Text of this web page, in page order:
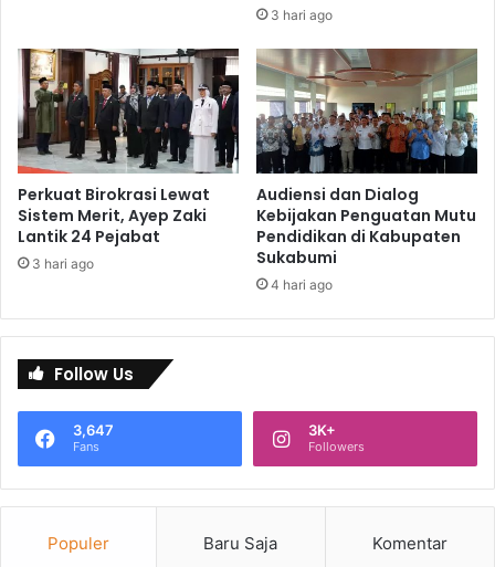
3 hari ago
Perkuat Birokrasi Lewat
Sistem Merit, Ayep Zaki
Lantik 24 Pejabat
3 hari ago
Audiensi dan Dialog
Kebijakan Penguatan Mutu
Pendidikan di Kabupaten
Sukabumi
4 hari ago
Follow Us
3,647
Fans
3K+
Followers
Populer Baru Saja Komentar